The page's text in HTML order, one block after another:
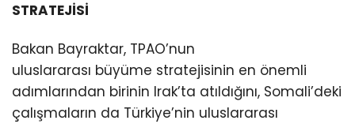
STRATEJİSİ
Bakan Bayraktar, TPAO’nun
uluslararası büyüme stratejisinin en önemli
adımlarından birinin Irak’ta atıldığını, Somali’deki
çalışmaların da Türkiye’nin uluslararası